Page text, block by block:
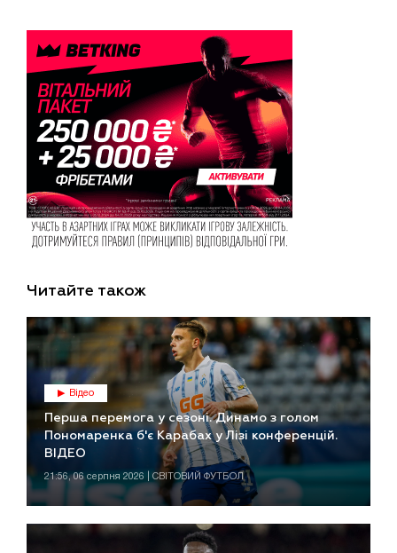
Читайте також
Відео
Перша перемога у сезоні. Динамо з голом
Пономаренка б'є Карабах у Лізі конференцій.
ВІДЕО
21:56, 06 серпня 2026 | СВІТОВИЙ ФУТБОЛ